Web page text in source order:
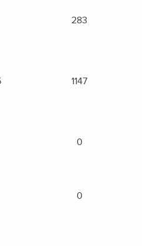
283
1147
0
0